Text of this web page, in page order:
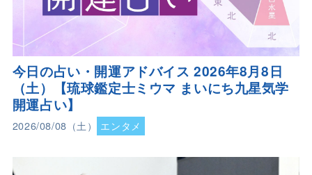
今日の占い・開運アドバイス 2026年8月8日
（土）【琉球鑑定士ミウマ まいにち九星気学
開運占い】
2026/08/08（土） エンタメ